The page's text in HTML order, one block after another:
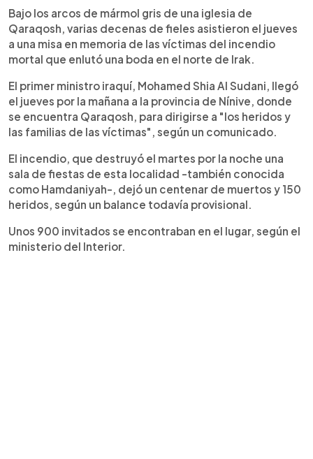
Escuchar artículo
Bajo los arcos de mármol gris de una iglesia de
Qaraqosh, varias decenas de fieles asistieron el jueves
a una misa en memoria de las víctimas del incendio
mortal que enlutó una boda en el norte de Irak.
El primer ministro iraquí, Mohamed Shia Al Sudani, llegó
el jueves por la mañana a la provincia de Nínive, donde
se encuentra Qaraqosh, para dirigirse a "los heridos y
las familias de las víctimas", según un comunicado.
El incendio, que destruyó el martes por la noche una
sala de fiestas de esta localidad -también conocida
como Hamdaniyah-, dejó un centenar de muertos y 150
heridos, según un balance todavía provisional.
Unos 900 invitados se encontraban en el lugar, según el
ministerio del Interior.